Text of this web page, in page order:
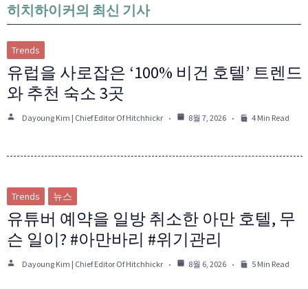
히치하이커의 최신 기사
Trends
유럽을 사로잡은 ‘100% 비건 호텔’ 트렌드
와 추천 숙소 3곳
Dayoung Kim | Chief Editor Of Hitchhickr 8월 7, 2026 4 Min Read
Trends 뉴스
유튜버 예약을 일방 취소한 아만 호텔, 무
슨 일이? #아만바리 #위기관리
Dayoung Kim | Chief Editor Of Hitchhickr 8월 6, 2026 5 Min Read